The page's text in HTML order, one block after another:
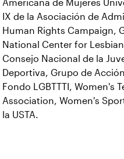
Americana de Mujeres
IX de la Asociación de
Human Rights Campaign,
National Center for
Consejo Nacional de la
Deportiva, Grupo de
Fondo LGBTTTI, Women's
Association, Women's
la USTA.